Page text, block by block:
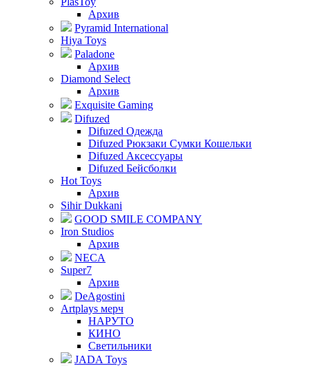
Архив
Pyramid International
Hiya Toys
Paladone
Архив
Diamond Select
Архив
Exquisite Gaming
Difuzed
Difuzed Одежда
Difuzed Рюкзаки Сумки Кошельки
Difuzed Аксессуары
Difuzed Бейсболки
Hot Toys
Архив
Sihir Dukkani
GOOD SMILE COMPANY
Iron Studios
Архив
NECA
Super7
Архив
DeAgostini
Artplays мерч
НАРУТО
КИНО
Светильники
JADA Toys